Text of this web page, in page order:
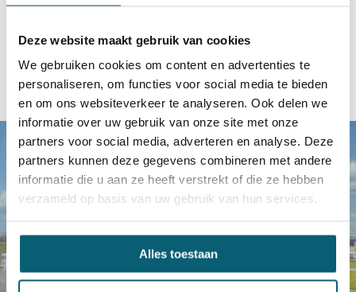
Deze website maakt gebruik van cookies
We gebruiken cookies om content en advertenties te
personaliseren, om functies voor social media te bieden
en om ons websiteverkeer te analyseren. Ook delen we
informatie over uw gebruik van onze site met onze
partners voor social media, adverteren en analyse. Deze
partners kunnen deze gegevens combineren met andere
informatie die u aan ze heeft verstrekt of die ze hebben
verzameld op basis van uw gebruik van hun services.
Alles toestaan